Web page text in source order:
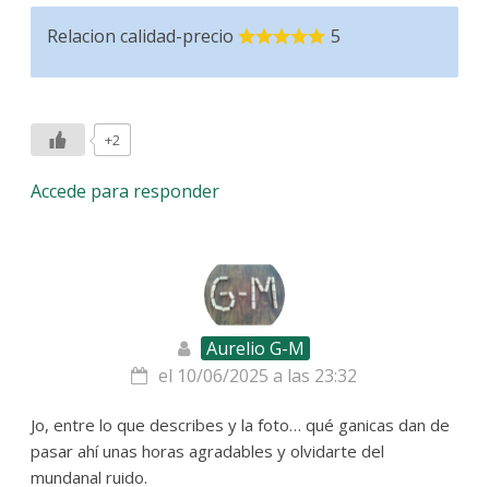
Relacion calidad-precio 5
+2
Accede para responder
Aurelio G-M
el 10/06/2025 a las 23:32
Jo, entre lo que describes y la foto… qué ganicas dan de
pasar ahí unas horas agradables y olvidarte del
mundanal ruido.